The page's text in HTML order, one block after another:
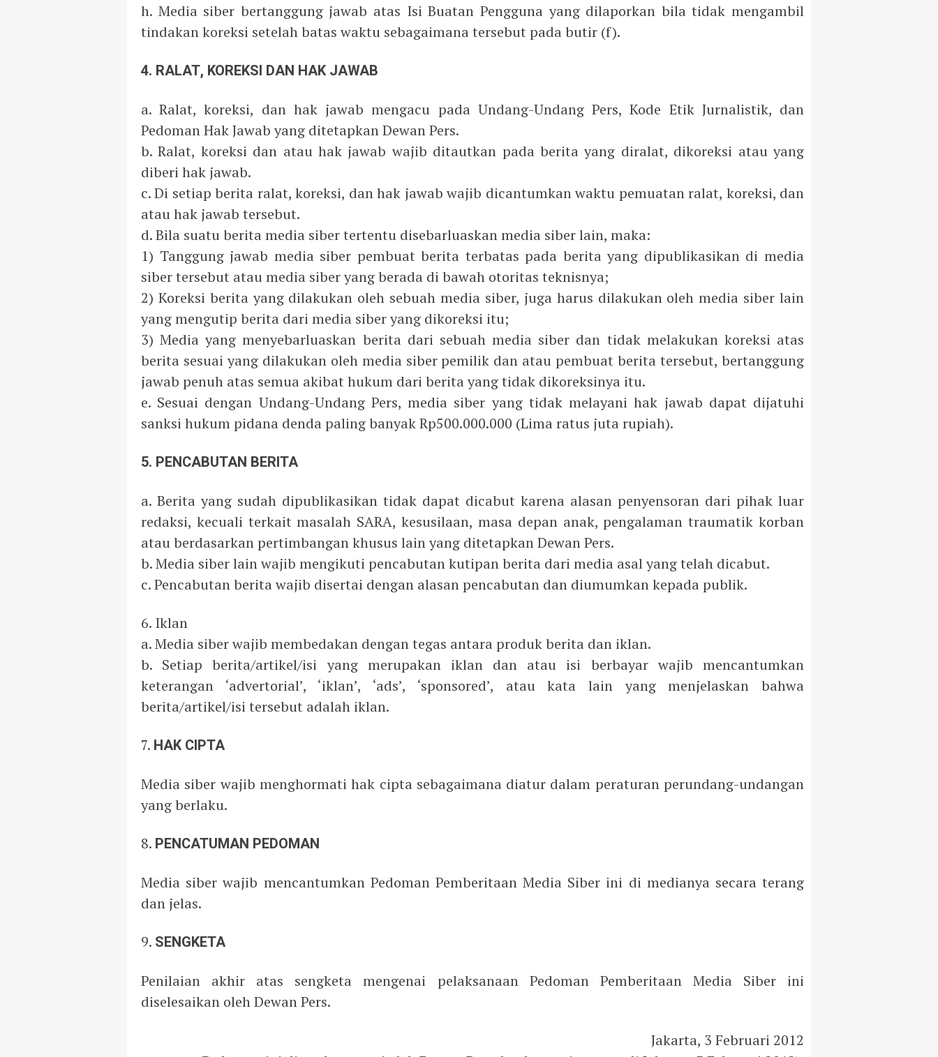
h. Media siber bertanggung jawab atas Isi Buatan Pengguna yang dilaporkan bila tidak mengambil
tindakan koreksi setelah batas waktu sebagaimana tersebut pada butir (f).
4. RALAT, KOREKSI DAN HAK JAWAB
a. Ralat, koreksi, dan hak jawab mengacu pada Undang-Undang Pers, Kode Etik Jurnalistik, dan
Pedoman Hak Jawab yang ditetapkan Dewan Pers.
b. Ralat, koreksi dan atau hak jawab wajib ditautkan pada berita yang diralat, dikoreksi atau yang
diberi hak jawab.
c. Di setiap berita ralat, koreksi, dan hak jawab wajib dicantumkan waktu pemuatan ralat, koreksi, dan
atau hak jawab tersebut.
d. Bila suatu berita media siber tertentu disebarluaskan media siber lain, maka:
1) Tanggung jawab media siber pembuat berita terbatas pada berita yang dipublikasikan di media
siber tersebut atau media siber yang berada di bawah otoritas teknisnya;
2) Koreksi berita yang dilakukan oleh sebuah media siber, juga harus dilakukan oleh media siber lain
yang mengutip berita dari media siber yang dikoreksi itu;
3) Media yang menyebarluaskan berita dari sebuah media siber dan tidak melakukan koreksi atas
berita sesuai yang dilakukan oleh media siber pemilik dan atau pembuat berita tersebut, bertanggung
jawab penuh atas semua akibat hukum dari berita yang tidak dikoreksinya itu.
e. Sesuai dengan Undang-Undang Pers, media siber yang tidak melayani hak jawab dapat dijatuhi
sanksi hukum pidana denda paling banyak Rp500.000.000 (Lima ratus juta rupiah).
5. PENCABUTAN BERITA
a. Berita yang sudah dipublikasikan tidak dapat dicabut karena alasan penyensoran dari pihak luar
redaksi, kecuali terkait masalah SARA, kesusilaan, masa depan anak, pengalaman traumatik korban
atau berdasarkan pertimbangan khusus lain yang ditetapkan Dewan Pers.
b. Media siber lain wajib mengikuti pencabutan kutipan berita dari media asal yang telah dicabut.
c. Pencabutan berita wajib disertai dengan alasan pencabutan dan diumumkan kepada publik.
6. Iklan
a. Media siber wajib membedakan dengan tegas antara produk berita dan iklan.
b. Setiap berita/artikel/isi yang merupakan iklan dan atau isi berbayar wajib mencantumkan
keterangan ‘advertorial’, ‘iklan’, ‘ads’, ‘sponsored’, atau kata lain yang menjelaskan bahwa
berita/artikel/isi tersebut adalah iklan.
7. HAK CIPTA
Media siber wajib menghormati hak cipta sebagaimana diatur dalam peraturan perundang-undangan
yang berlaku.
8. PENCATUMAN PEDOMAN
Media siber wajib mencantumkan Pedoman Pemberitaan Media Siber ini di medianya secara terang
dan jelas.
9. SENGKETA
Penilaian akhir atas sengketa mengenai pelaksanaan Pedoman Pemberitaan Media Siber ini
diselesaikan oleh Dewan Pers.
Jakarta, 3 Februari 2012